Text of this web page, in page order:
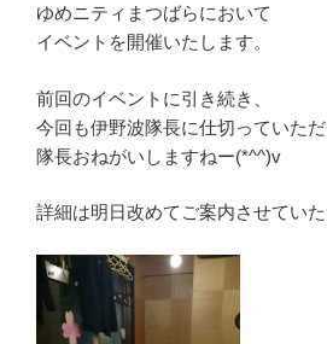
ゆめニティまつばらにおいて
イベントを開催いたします。
前回のイベントに引き続き、
今回も伊野波隊長に仕切っていただ
隊長おねがいしますねー(*^^)v
詳細は明日改めてご案内させてい